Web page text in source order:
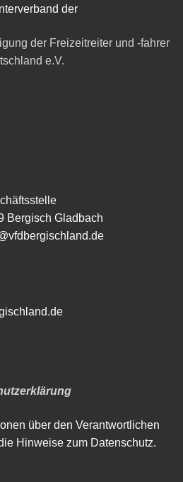
der
der Freizeitreiter und -fahrer
e.V.
Bergisch Gladbach
über den Verantwortlichen
Hinweise zum Datenschutz.